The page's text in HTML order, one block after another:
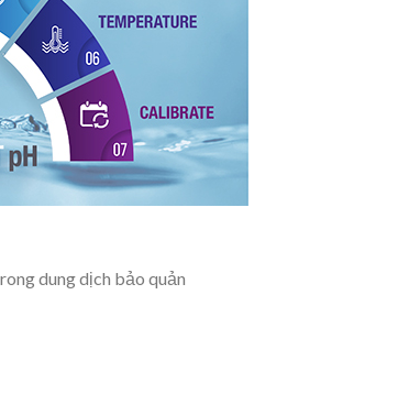
dung dịch bảo quản